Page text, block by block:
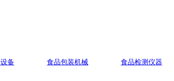
备 食品包装机械 食品检测仪器